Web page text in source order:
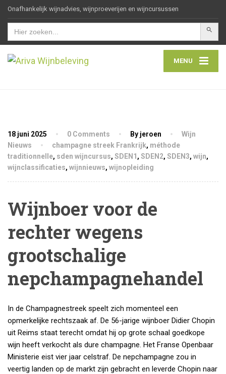
Onafhankelijk wijnadvies, wijnproeverijen en wijncursussen
Zoek
naar:
MENU
18 juni 2025 0 Comments By jeroen
Wijn
Nieuws
champagne streek Frankrijk, méthode
traditionnelle, sden wijncursus, SDEN1 , SDEN2, SDEN3, wijn,
wijnclassificaties, wijnnieuws, wijnopleiding
Wijnboer voor de
rechter wegens
grootschalige
nepchampagnehandel
In de Champagnestreek speelt zich momenteel een
opmerkelijke rechtszaak af. De 56-jarige wijnboer Didier Chopin
uit Reims staat terecht omdat hij op grote schaal goedkope
wijn heeft verkocht als dure champagne. Het Franse Openbaar
Ministerie eist vier jaar celstraf. De nepchampagne zou in
veertig landen op de markt zijn gebracht en leverde Chopin naar